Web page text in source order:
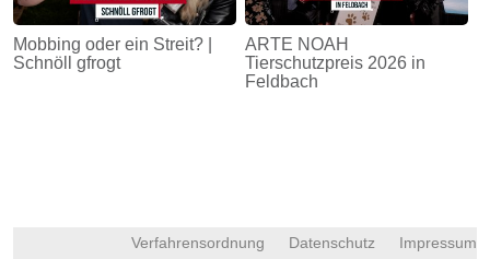
Mobbing oder ein Streit? |
Schnöll gfrogt
ARTE NOAH
Tierschutzpreis 2026 in
Feldbach
Impressum
Datenschutz
Verfahrensordnung